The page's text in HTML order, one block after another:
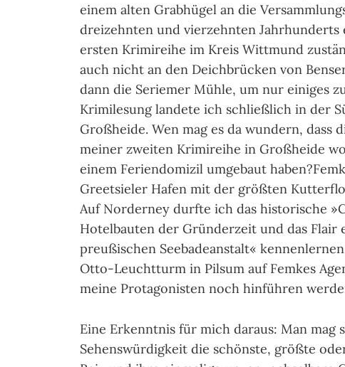
einem alten Grabhügel an die
dreizehnten und vierzehnten
ersten Krimireihe im Kreis Wittmund
auch nicht an den Deichbrücken von
dann die Seriemer Mühle, um nur einiges
Krimilesung landete ich schließlich in der
Großheide. Wen mag es da wundern, dass
meiner zweiten Krimireihe in Großheide
einem Feriendomizil umgebaut
Greetsieler Hafen mit der größten
Auf Norderney durfte ich das historische
Hotelbauten der Gründerzeit und das Flair
preußischen Seebadeanstalt«
Otto-Leuchtturm in Pilsum auf Femkes
meine Protagonisten noch hinführen
Eine Erkenntnis für mich daraus: Man mag
Sehenswürdigkeit die schönste, größte